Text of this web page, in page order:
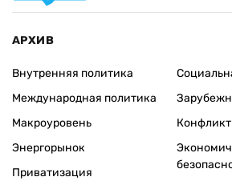
АРХИВ
Внутренняя политика
Международная политика
Макроуровень
Энергорынок
Приватизация